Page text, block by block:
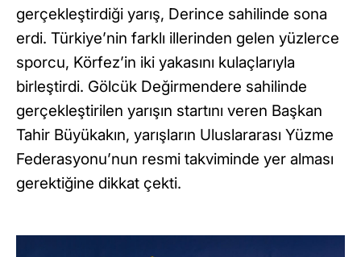
gerçekleştirdiği yarış, Derince sahilinde sona
erdi. Türkiye’nin farklı illerinden gelen yüzlerce
sporcu, Körfez’in iki yakasını kulaçlarıyla
birleştirdi. Gölcük Değirmendere sahilinde
gerçekleştirilen yarışın startını veren Başkan
Tahir Büyükakın, yarışların Uluslararası Yüzme
Federasyonu’nun resmi takviminde yer alması
gerektiğine dikkat çekti.